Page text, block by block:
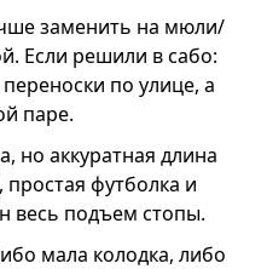
заменить на мюли/
Если решили в сабо:
по улице, а
паре.
но аккуратная длина
футболка и
весь подъем стопы.
мала колодка, либо